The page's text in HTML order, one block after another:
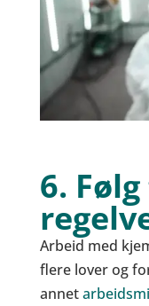
6.
Arbeid med
flere lover og
annet